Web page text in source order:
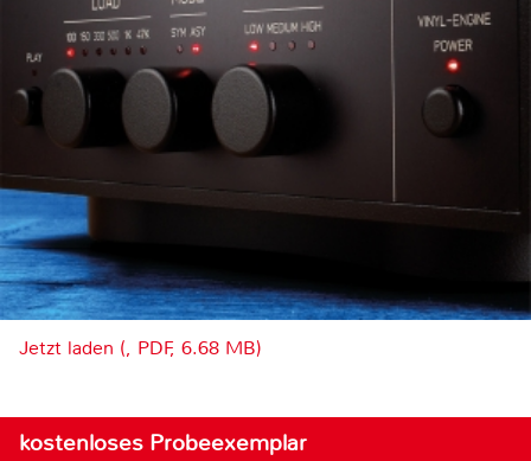
Jetzt laden (, PDF, 6.68 MB)
kostenloses Probeexemplar